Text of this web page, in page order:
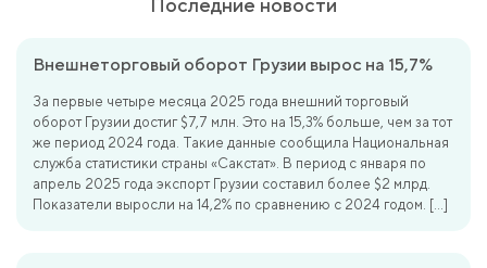
Последние новости
Внешнеторговый оборот Грузии вырос на 15,7%
За первые четыре месяца 2025 года внешний торговый
оборот Грузии достиг $7,7 млн. Это на 15,3% больше, чем за тот
же период 2024 года. Такие данные сообщила Национальная
служба статистики страны «Сакстат». В период с января по
апрель 2025 года экспорт Грузии составил более $2 млрд.
Показатели выросли на 14,2% по сравнению с 2024 годом. […]